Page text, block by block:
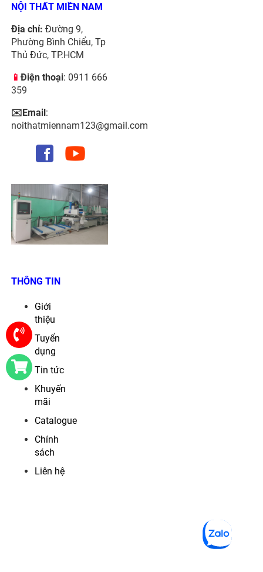
NỘI THẤT MIỀN NAM
Địa chỉ: Đường 9,
Phường Bình Chiểu, Tp
Thủ Đức, TP.HCM
📱Điện thoại: 0911 666
359
✉️Email:
noithatmiennam123@gmail.com
THÔNG TIN
Giới
thiệu
Tuyển
dụng
Tin tức
Khuyến
mãi
Catalogue
Chính
sách
Liên hệ